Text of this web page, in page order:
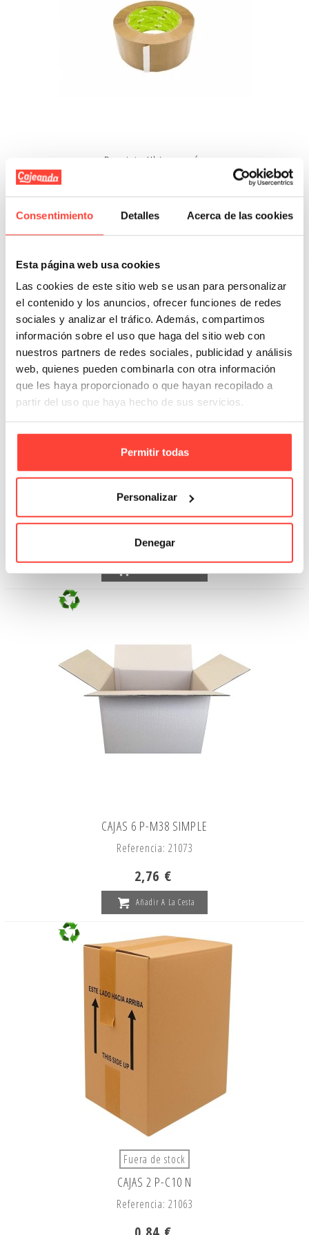
Consentimiento Detalles Acerca de las cookies
Esta página web usa cookies
Las cookies de este sitio web se usan para personalizar
el contenido y los anuncios, ofrecer funciones de redes
sociales y analizar el tráfico. Además, compartimos
información sobre el uso que haga del sitio web con
nuestros partners de redes sociales, publicidad y análisis
web, quienes pueden combinarla con otra información
que les haya proporcionado o que hayan recopilado a
partir del uso que haya hecho de sus servicios.
Permitir todas
Personalizar
Denegar
Precinto Ubis marrón
4,19 € 3,56 €
Añadir A La Cesta
Rollo de plástico con burbujas
Referencia: 4972
5,17 €
CAJAS 6 P-M38 SIMPLE
Referencia: 21073
2,76 €
Añadir A La Cesta
Fuera de stock
CAJAS 2 P-C10 N
Referencia: 21063